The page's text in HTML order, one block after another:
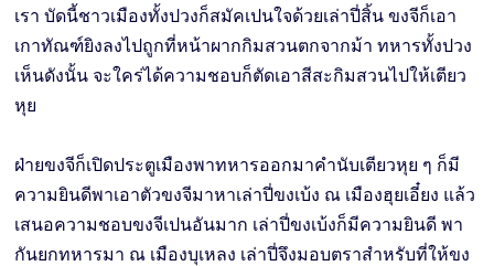
เรา บัดนี้ชาวเมืองทั้งปวงก็สมัคเปนใจด้วยเล่าปี่สิ้น ขงจีก็เอา
เกาทัณฑ์ยิงลงไปถูกที่หน้าผากกิมสวนตกจากม้า ทหารทั้งปวง
เห็นดังนั้น จะใคร่ได้ความชอบก็ตัดเอาสีสะกิมสวนไปให้เตียว
หุย
ฝ่ายขงจีก็เปิดประตูเมืองพาทหารออกมาคำนับเตียวหุย ๆ ก็มี
ความยินดีพาเอาตัวขงจีมาหาเล่าปี่ขงเบ้ง ณ เมืองฮุยเอี๋ยง แล้ว
เสนอความชอบขงจีเปนอันมาก เล่าปี่ขงเบ้งก็มีความยินดี พา
กันยกทหารมา ณ เมืองบุเหลง เล่าปี่จึงมอบตราสำหรับที่ให้ขง